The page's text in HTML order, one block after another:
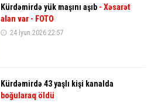
Kürdəmirdə yük maşını aşıb - Xəsarət
alan var - FOTO
24 İyun 2026 22:57
Kürdəmirdə 43 yaşlı kişi kanalda
boğularaq öldü